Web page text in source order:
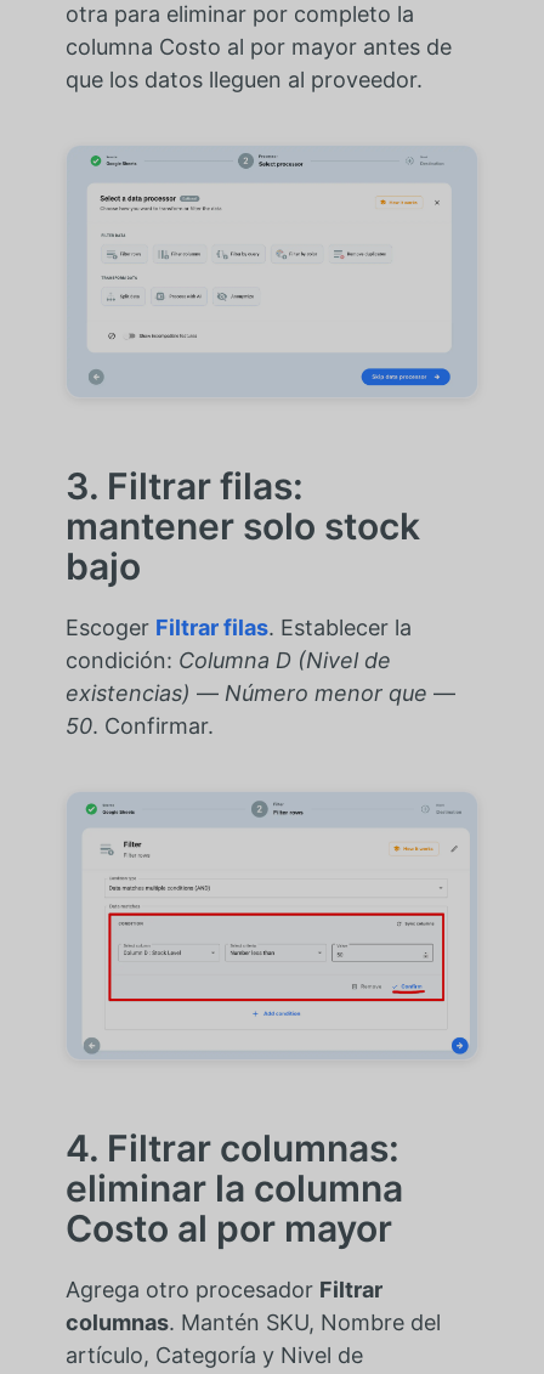
otra para eliminar por completo la
columna Costo al por mayor antes de
que los datos lleguen al proveedor.
3. Filtrar filas:
mantener solo stock
bajo
Escoger Filtrar filas. Establecer la
condición: Columna D (Nivel de
existencias) — Número menor que —
50. Confirmar.
4. Filtrar columnas:
eliminar la columna
Costo al por mayor
Agrega otro procesador Filtrar
columnas. Mantén SKU, Nombre del
artículo, Categoría y Nivel de